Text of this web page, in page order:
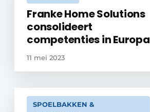
Franke Home Solutions
consolideert
competenties in Europa
11 mei 2023
SPOELBAKKEN &